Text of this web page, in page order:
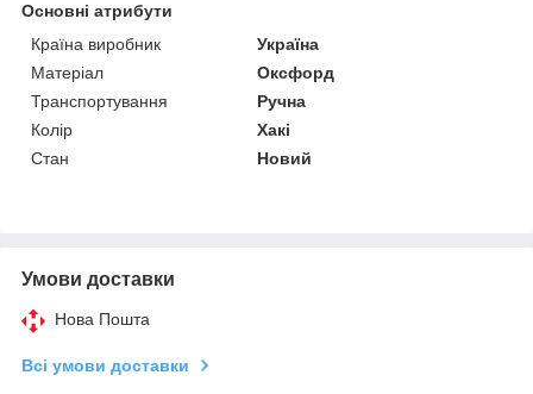
Основні атрибути
Країна виробник
Україна
Матеріал
Оксфорд
Транспортування
Ручна
Колір
Хакі
Стан
Новий
Умови доставки
Нова Пошта
Всі умови доставки